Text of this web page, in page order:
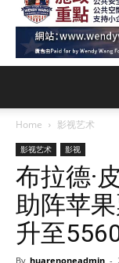
Home 影视艺术
影视艺术 影视
布拉德·
助阵苹
升至
By huarenoneadmin -